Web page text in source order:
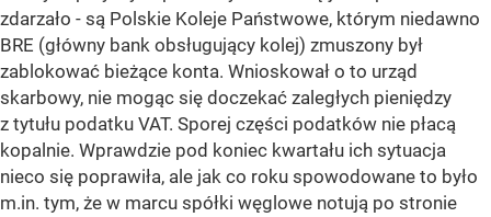
zdarzało - są Polskie Koleje Państwowe, którym niedawno
BRE (główny bank obsługujący kolej) zmuszony był
zablokować bieżące konta. Wnioskował o to urząd
skarbowy, nie mogąc się doczekać zaległych pieniędzy
z tytułu podatku VAT. Sporej części podatków nie płacą
kopalnie. Wprawdzie pod koniec kwartału ich sytuacja
nieco się poprawiła, ale jak co roku spowodowane to było
m.in. tym, że w marcu spółki węglowe notują po stronie